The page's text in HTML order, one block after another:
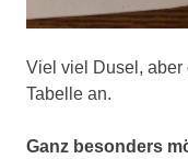
Viel viel Dusel, aber
Tabelle an.
Ganz besonders